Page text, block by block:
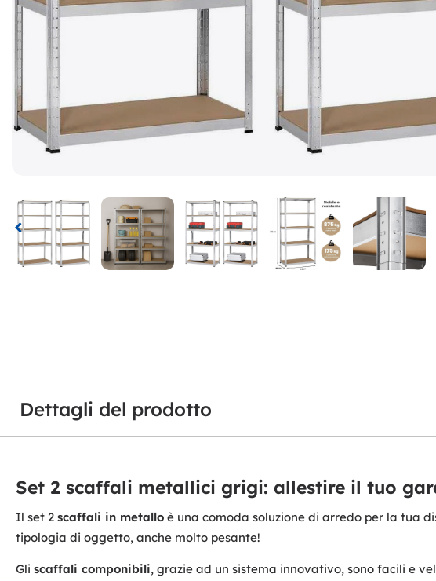
Dettagli del prodotto
Set 2 scaffali metallici grigi: allestire il tuo
Il set 2 scaffali in metallo è una comoda soluzione di arredo per la tua
tipologia di oggetto, anche molto pesante!
Gli scaffali componibili, grazie ad un sistema innovativo, sono facili e